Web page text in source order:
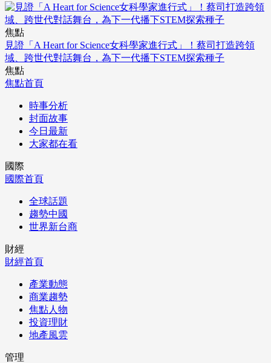
焦點
見證「A Heart for Science女科學家進行式」！蔡司打造跨領
域、跨世代對話舞台，為下一代播下STEM探索種子
焦點
焦點首頁
時事分析
封面故事
今日最新
大家都在看
國際
國際首頁
全球話題
趨勢中國
世界新台商
財經
財經首頁
產業動態
商業趨勢
焦點人物
投資理財
地產風雲
管理